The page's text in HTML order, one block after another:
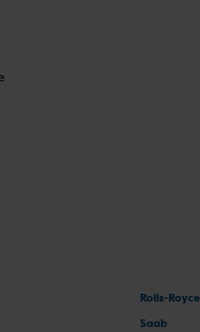
Rolls-Royce
Saab